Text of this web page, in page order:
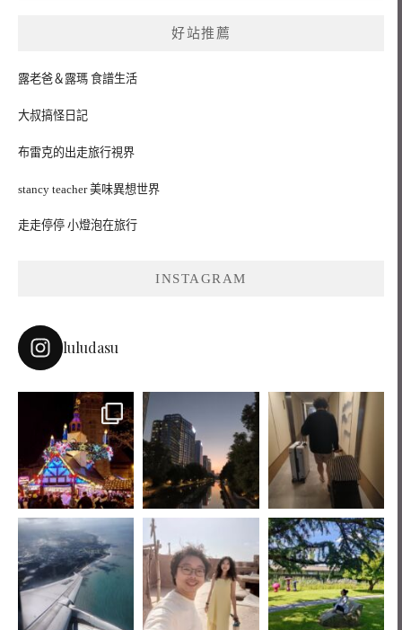
好站推薦
露老爸＆露瑪 食譜生活
大叔搞怪日記
布雷克的出走旅行視界
stancy teacher 美味異想世界
走走停停 小燈泡在旅行
INSTAGRAM
luludasu